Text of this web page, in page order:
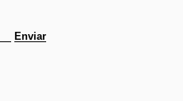
Enviar